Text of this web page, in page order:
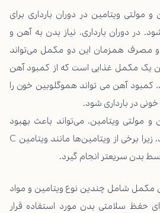
ویتامین در دوران بارداری برای
در دوران بارداری، نیاز بدن به آهن و
مصرف همزمان این دو مکمل می‌تواند
یک مکمل غذایی است که از کمبود آهن
کمبود آهن می تواند هموگلوبین خون را
در بارداری شود.
ویتامین، می‌تواند باعث بهبود
جذب آهن توسط بدن شود، زیرا برخی از ویتامین‌ها مانند ویتامین C
بدن سریعتر انجام گیرد.
مکمل شامل چندین نوع ویتامین و مواد
حفظ سلامتی بدن مورد استفاده قرار